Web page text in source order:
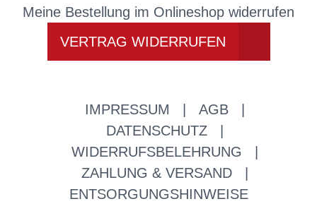
Meine Bestellung im Onlineshop widerrufen
VERTRAG WIDERRUFEN
IMPRESSUM AGB
DATENSCHUTZ
WIDERRUFSBELEHRUNG
ZAHLUNG & VERSAND
ENTSORGUNGSHINWEISE